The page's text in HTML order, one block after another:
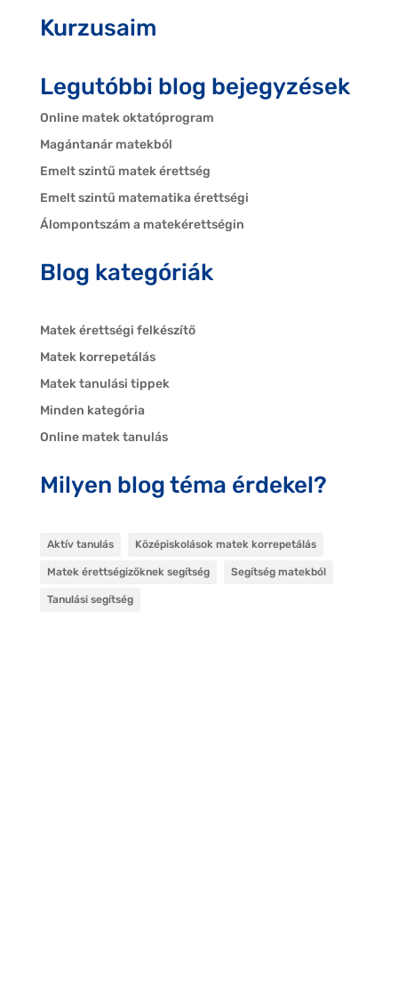
Kurzusaim
Legutóbbi blog bejegyzések
Online matek oktatóprogram
Magántanár matekból
Emelt szintű matek érettség
Emelt szintű matematika érettségi
Álompontszám a matekérettségin
Blog kategóriák
Matek érettségi felkészítő
Matek korrepetálás
Matek tanulási tippek
Minden kategória
Online matek tanulás
Milyen blog téma érdekel?
Aktív tanulás Középiskolások matek korrepetálás
Matek érettségizőknek segítség Segítség matekból
Tanulási segítség